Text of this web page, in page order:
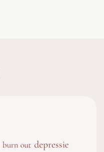
burn out depressie